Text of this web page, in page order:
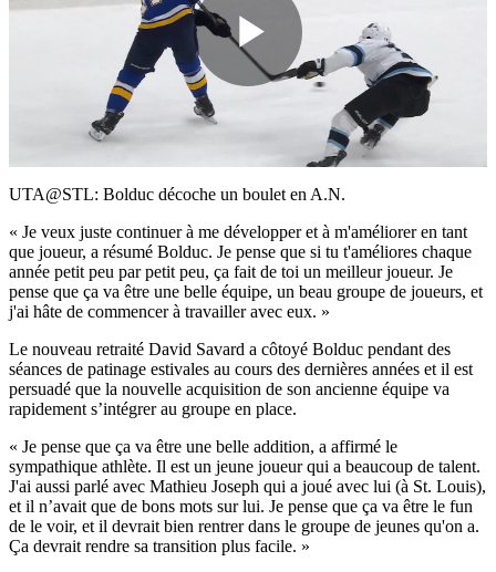
Play
Video
UTA@STL: Bolduc décoche un boulet en A.N.
« Je veux juste continuer à me développer et à m'améliorer en tant
que joueur, a résumé Bolduc. Je pense que si tu t'améliores chaque
année petit peu par petit peu, ça fait de toi un meilleur joueur. Je
pense que ça va être une belle équipe, un beau groupe de joueurs, et
j'ai hâte de commencer à travailler avec eux. »
Le nouveau retraité David Savard a côtoyé Bolduc pendant des
séances de patinage estivales au cours des dernières années et il est
persuadé que la nouvelle acquisition de son ancienne équipe va
rapidement s’intégrer au groupe en place.
« Je pense que ça va être une belle addition, a affirmé le
sympathique athlète. Il est un jeune joueur qui a beaucoup de talent.
J'ai aussi parlé avec Mathieu Joseph qui a joué avec lui (à St. Louis),
et il n’avait que de bons mots sur lui. Je pense que ça va être le fun
de le voir, et il devrait bien rentrer dans le groupe de jeunes qu'on a.
Ça devrait rendre sa transition plus facile. »